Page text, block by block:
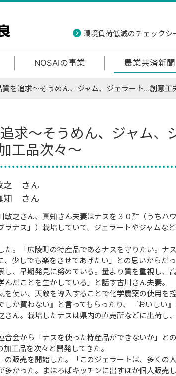
環境負荷低減のチェックシ
NOSAIの事業 農業共済新聞
質を追求～そうめん、ジャム、ジェラート…創意工
求～そうめん、ジャム、
工品次々～
之 さん
ん
之さん、真知さん夫妻はナスを３０㌃（うちハウ
ラナス」）栽培していて、ジェラートやジャムな
。「広陵町の特産品であるナスを守りたい。ナ
少しでも楽をさせてあげたい」との思いからだっ
、早期発見に努めている。量より質を重視し、
だことを生かしている」と話す古川さん夫妻。
使い、天敵を導入することで化学農薬の使用を控
か買わない』と言ってもらったり、『おいしい
さん。栽培したナスは県内の直売所などに出荷し
会から「ナスを使った特産品ができないか」と
工品を次々と開発してきた。
販売を開始した。「このジェラートは、多くの
多かった。まほろばキッチンに出すほか個人販売